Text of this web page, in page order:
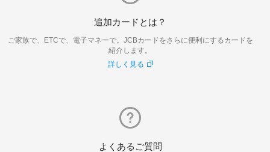
追加カードとは？
ご家族で、ETCで、電子マネーで。JCBカードをさらに便利にするカードを
紹介します。
詳しく見る
よくあるご質問